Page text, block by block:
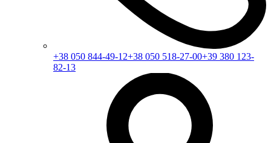
+38 050 844-49-12+38 050 518-27-00+39 380 123-
82-13